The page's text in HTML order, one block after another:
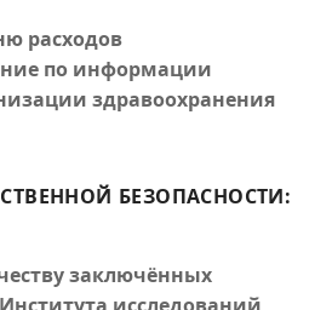
расходов
по информации
здравоохранения
БЕЗОПАСНОСТИ:
заключённых